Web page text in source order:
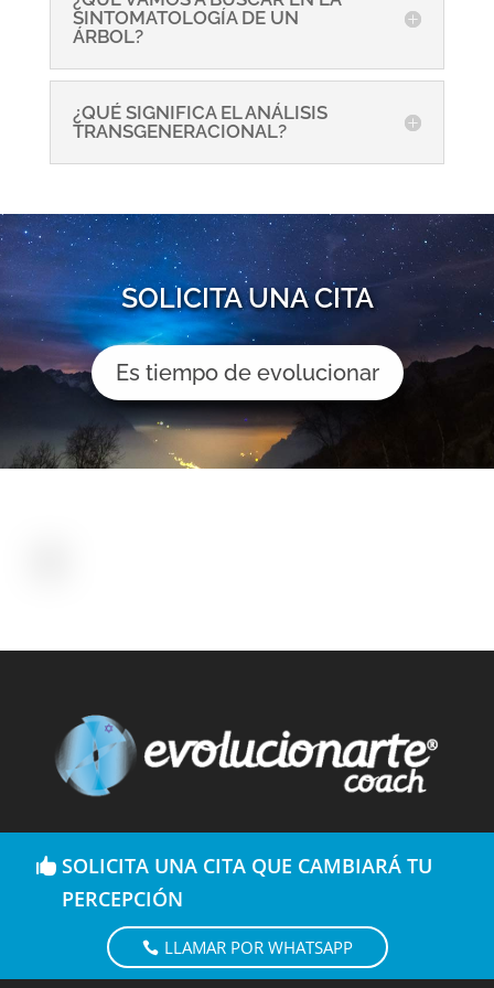
SINTOMATOLOGÍA DE UN
ÁRBOL?
¿QUÉ SIGNIFICA EL ANÁLISIS
TRANSGENERACIONAL?
SOLICITA UNA CITA
Es tiempo de evolucionar
SOLICITA UNA CITA QUE CAMBIARÁ TU
PERCEPCIÓN
LLAMAR POR WHATSAPP